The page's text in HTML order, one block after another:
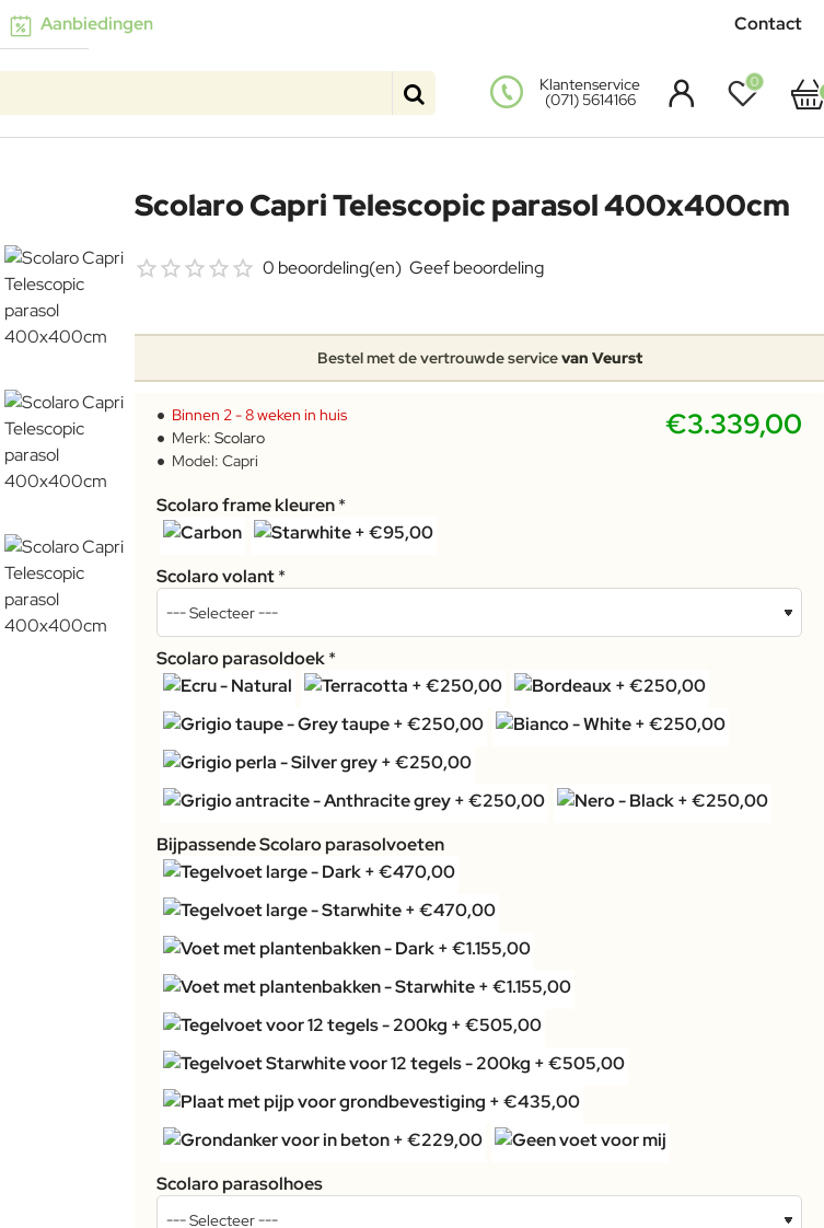
Aanbiedingen Contact
Klantenservice
(071) 5614166
0
Scolaro Capri Telescopic parasol 400x400cm
Bestel met de vertrouwde servicevan Veurst
0 beoordeling(en) Geef beoordeling
€3.339,00
Binnen 2 - 8 weken in huis
Merk: Scolaro
Model: Capri
Scolaro frame kleuren
Scolaro volant
Scolaro parasoldoek
Bijpassende Scolaro parasolvoeten
Scolaro parasolhoes